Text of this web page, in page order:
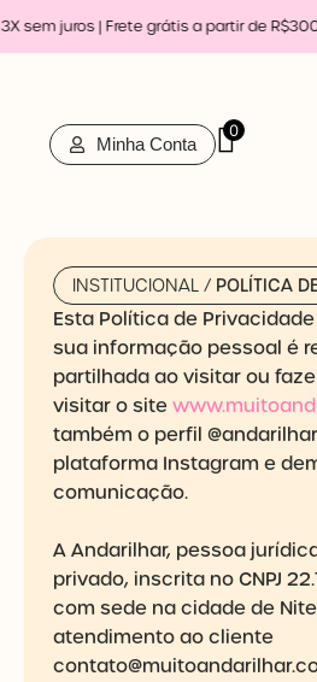
juros | Frete grátis a partir de
Minha Conta
0
INSTITUCIONAL / POLÍTICA
Esta Política de
sua informação pessoal é
partilhada ao visitar ou
visitar o site
também o perfil
plataforma Instagram e
comunicação.
A Andarilhar, pessoa
privado, inscrita no CNPJ
com sede na cidade de
atendimento ao cliente